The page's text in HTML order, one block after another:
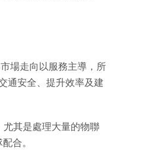
場走向以服務主導，所
通安全、提升效率及建
其是處理大量的物聯
合。